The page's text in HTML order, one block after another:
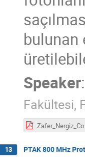
bulunan
Speaker:
Fakültesi,
13 PTAK 800 MHz